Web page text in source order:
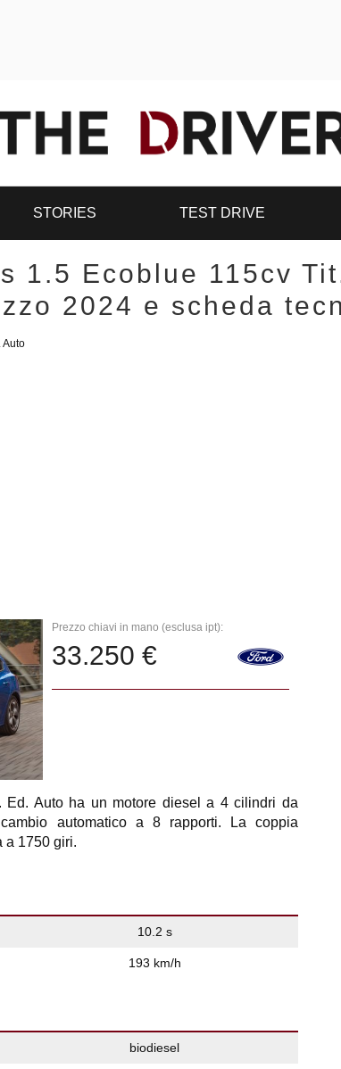
STORIES TEST DRIVE
1.5 Ecoblue 115cv
2024 e scheda
Auto
Prezzo chiavi in mano (esclusa ipt):
33.250 €
Ed. Auto ha un motore diesel a 4 cilindri da
automatico a 8 rapporti. La coppia
a 1750 giri.
10.2 s
193 km/h
biodiesel